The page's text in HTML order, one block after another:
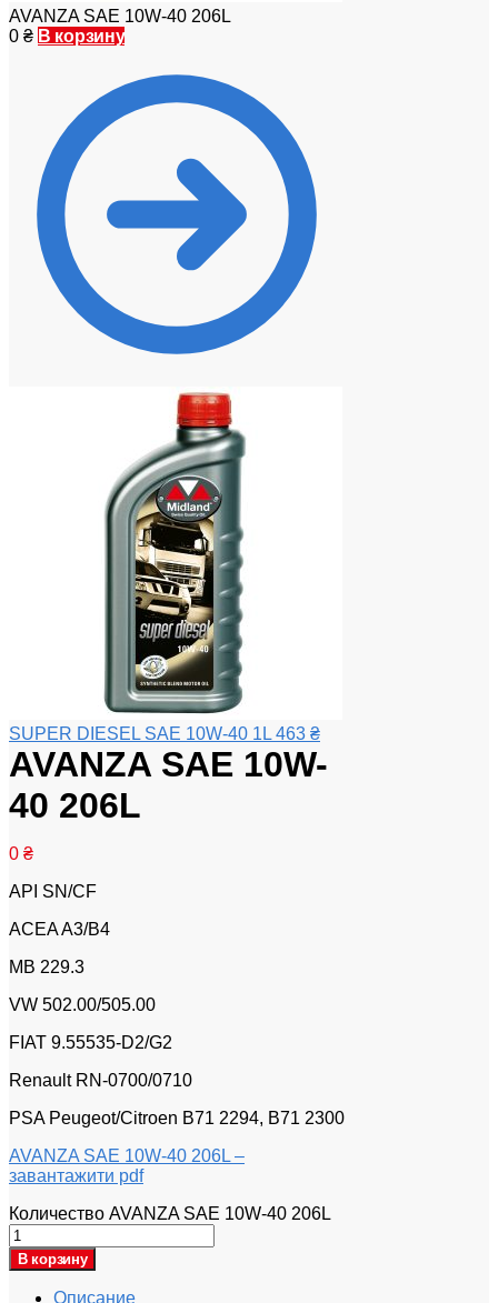
AVANZA SAE 10W-40 206L
0 ₴ В корзину
SUPER DIESEL SAE 10W-40 1L 463 ₴
AVANZA SAE 10W-
40 206L
0 ₴
API SN/CF
ACEA A3/B4
MB 229.3
VW 502.00/505.00
FIAT 9.55535-D2/G2
Renault RN-0700/0710
PSA Peugeot/Citroen B71 2294, B71 2300
AVANZA SAE 10W-40 206L –
завантажити pdf
Количество AVANZA SAE 10W-40 206L
В корзину
Описание